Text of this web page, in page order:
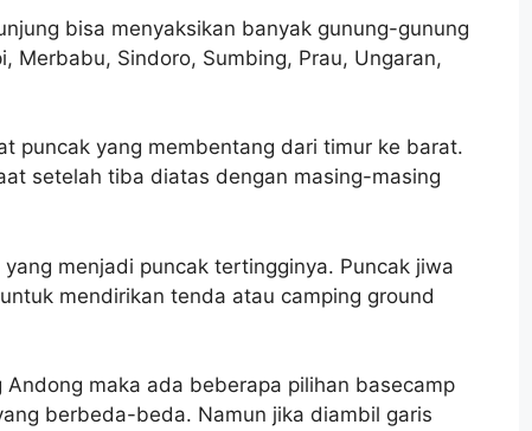
bisa menyaksikan banyak gunung-gunung
Merbabu, Sindoro, Sumbing, Prau, Ungaran,
puncak yang membentang dari timur ke barat.
setelah tiba diatas dengan masing-masing
menjadi puncak tertingginya. Puncak jiwa
mendirikan tenda atau camping ground
maka ada beberapa pilihan basecamp
berbeda-beda. Namun jika diambil garis